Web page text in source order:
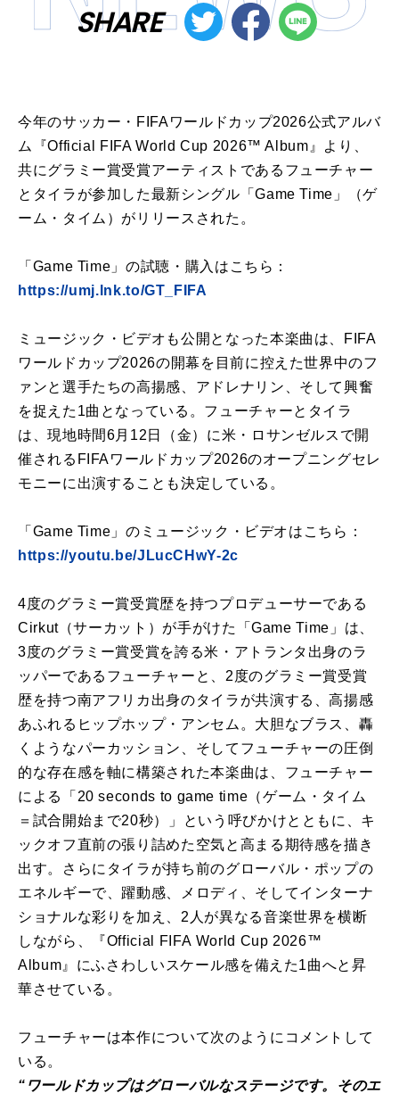
SHARE
今年のサッカー・FIFAワールドカップ2026公式アルバ
ム『Official FIFA World Cup 2026™ Album』より、
共にグラミー賞受賞アーティストであるフューチャー
とタイラが参加した最新シングル「Game Time」（ゲ
ーム・タイム）がリリースされた。
「Game Time」の試聴・購入はこちら：
https://umj.lnk.to/GT_FIFA
ミュージック・ビデオも公開となった本楽曲は、FIFA
ワールドカップ2026の開幕を目前に控えた世界中のフ
ァンと選手たちの高揚感、アドレナリン、そして興奮
を捉えた1曲となっている。フューチャーとタイラ
は、現地時間6月12日（金）に米・ロサンゼルスで開
催されるFIFAワールドカップ2026のオープニングセレ
モニーに出演することも決定している。
「 Game Time 」の ミュージック ・ ビデオはこちら：
https://youtu.be/JLucCHwY-2c
4度のグラミー賞受賞歴を持つプロデューサーである
Cirkut（サーカット） が手がけた「Game Time 」は、
3度のグラミー賞受賞を誇る米・ アトランタ出身のラ
ッパーである フューチャー と
2度のグラミー賞受賞
歴を持つ南アフリカ出身のタイラ が共演する
、高揚感
あふれるヒップホップ・アンセム。大胆なブラス、 轟
くようなパーカッション、 そして フューチャーの圧倒
的な存在感を軸に構築された本楽曲は、 フューチャー
による
「20 seconds to game time （ゲーム・タイム
＝試合開始まで20秒）」
と いう呼びかけと と もに、 キ
ックオフ直前の張り詰めた空気と 高まる期待感を描き
出す。
さらに タイラ が持ち前のグローバル・ポップの
エネルギーで、 躍動感、メロディ、そしてインターナ
ショナルな彩りを加え、 2人 が異なる音楽世界を横断
しながら、『Official FIFA World Cup 2026™
Album』 にふさわしいスケール感を備えた1曲へと昇
華させている。
フューチャーは本作について次のようにコメントして
いる。
“ ワールドカップはグローバルなステージです。 そのエ